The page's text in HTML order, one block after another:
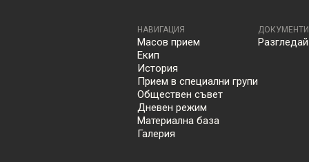
НАВИГАЦИЯ
Масов прием
Екип
История
Прием в специални групи
Обществен съвет
Дневен режим
Материална база
Галерия
ДОКУМЕНТИ
Разгледай